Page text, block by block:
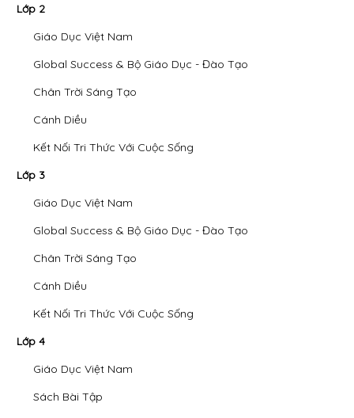
Lớp 2
Giáo Dục Việt Nam
Global Success & Bộ Giáo Dục - Đào Tạo
Chân Trời Sáng Tạo
Cánh Diều
Kết Nối Tri Thức Với Cuộc Sống
Lớp 3
Giáo Dục Việt Nam
Global Success & Bộ Giáo Dục - Đào Tạo
Chân Trời Sáng Tạo
Cánh Diều
Kết Nối Tri Thức Với Cuộc Sống
Lớp 4
Giáo Dục Việt Nam
Sách Bài Tập